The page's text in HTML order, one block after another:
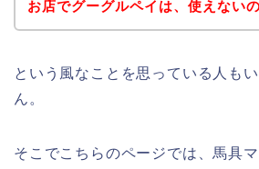
お店でグーグルペイは、使えない
という風なことを思っている人も
ん。
そこでこちらのページでは、馬具